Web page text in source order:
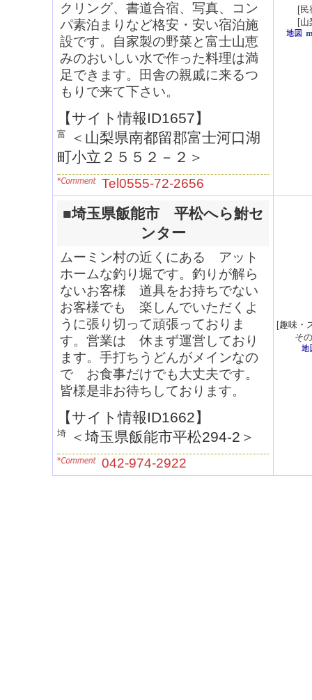
クリング、書道合宿、写真、コン
パ素泊まりなど格安・安い宿泊施
設です。自家製の野菜と富士山恵
みのおいしい水で作った料理は満
足できます。田舎の親戚に来るつ
もりで来て下さい。
【サイト情報ID1657】
＜ 山梨県南都留郡富士河口湖
町小立２５５２－２ ＞
Tel0555-72-2656
[民
[山
■埼玉県飯能市 平松へら鮒セ
ンター
ムーミン村の近くにある アット
ホームな釣り堀です。釣りが解ら
ないお客様 道具をお持ちでない
お客様でも 楽しんでいただくよ
うに張り切って頑張っておりま
す。営業は 休まず運営しており
ます。手打ちうどんがメインなの
で お食事だけでも大丈夫です。
皆様是非お待ちしております。
【サイト情報ID1662】
＜ 埼玉県飯能市平松294-2 ＞
042-974-2922
[趣味・
そ